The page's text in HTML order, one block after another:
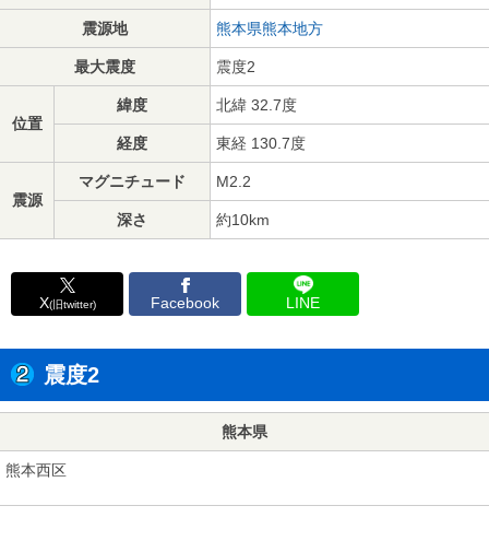
震源地 熊本県熊本地方
最大震度 震度2
位置
緯度 北緯 32.7度
経度 東経 130.7度
震源
マグニチュード M2.2
深さ 約10km
X(旧twitter) Facebook LINE
震度2
熊本県
熊本西区